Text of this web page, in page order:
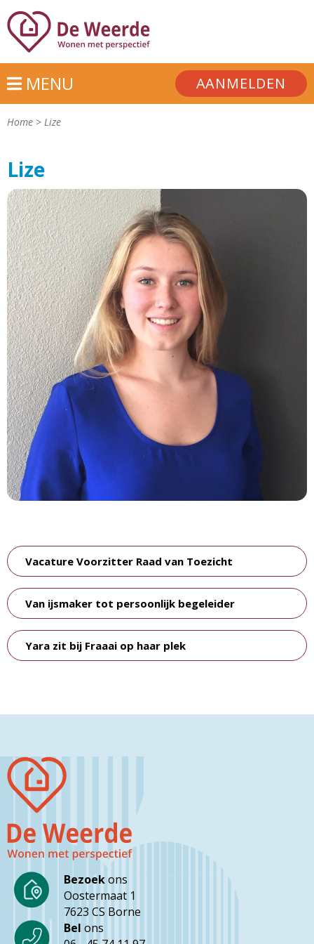
MENU AANMELDEN
Home > Lize
Lize
Vacature Voorzitter Raad van Toezicht
Van ijsmaker tot persoonlijk begeleider
Yara zit bij Fraaai op haar plek
Bezoekons
Oostermaat 1
7623 CS Borne
Bel ons